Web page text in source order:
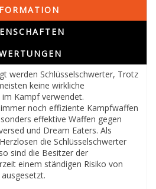
werden Schlüsselschwerter, Trotz
keine wirkliche
Kampf verwendet.
noch effiziente Kampfwaffen
effektive Waffen gegen
und Dream Eaters. Als
die Schlüsselschwerter
sind die Besitzer der
einem ständigen Risiko von